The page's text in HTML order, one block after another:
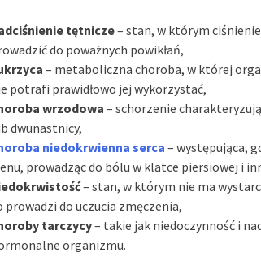
tętnicze– stan, w którym
do poważnych powikłań,
– metaboliczna choroba, w której
potrafi prawidłowo jej wykorzystać,
wrzodowa – schorzenie
dwunastnicy,
niedokrwienna serca– występująca,
prowadząc do bólu w klatce piersiowej i
– stan, w którym nie ma
prowadzi do uczucia zmęczenia,
tarczycy– takie jak niedoczynność i
organizmu.